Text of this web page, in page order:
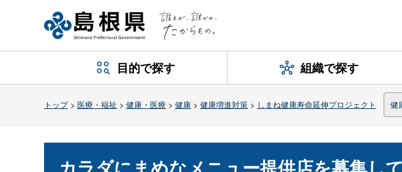
目的で探す 組織で探す
トップ> 医療・福祉 > 健康・医療 > 健康 > 健康増進対策 > しまね健康寿命延伸プロジェクト 健